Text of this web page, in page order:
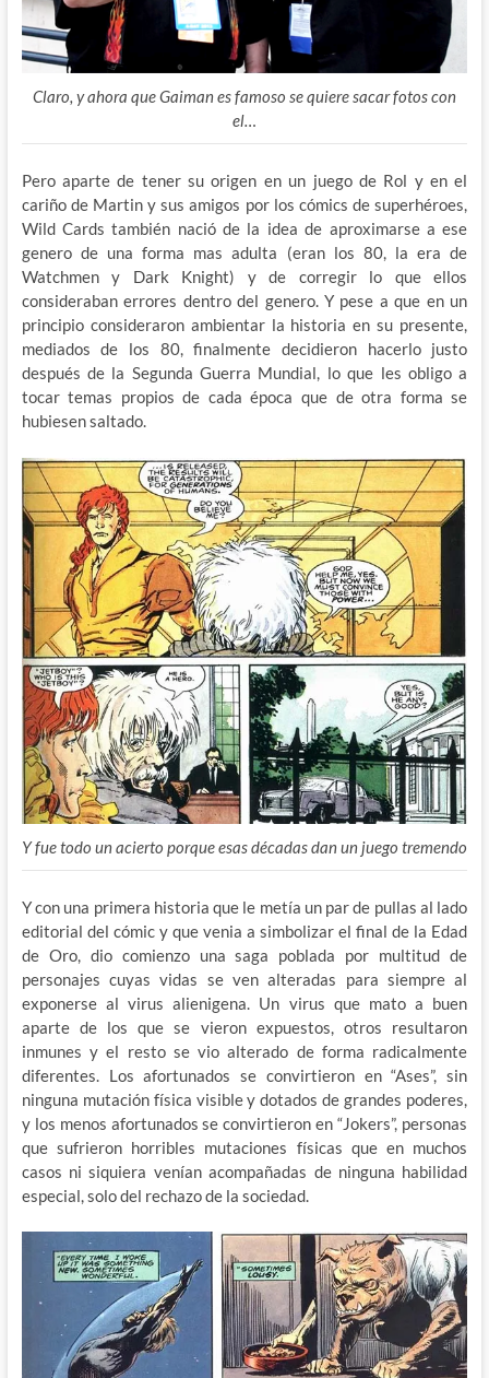
Claro, y ahora que Gaiman es famoso se quiere sacar fotos con
el…
Pero aparte de tener su origen en un juego de Rol y en el
cariño de Martin y sus amigos por los cómics de superhéroes,
Wild Cards también nació de la idea de aproximarse a ese
genero de una forma mas adulta (eran los 80, la era de
Watchmen y Dark Knight) y de corregir lo que ellos
consideraban errores dentro del genero. Y pese a que en un
principio consideraron ambientar la historia en su presente,
mediados de los 80, finalmente decidieron hacerlo justo
después de la Segunda Guerra Mundial, lo que les obligo a
tocar temas propios de cada época que de otra forma se
hubiesen saltado.
Y fue todo un acierto porque esas décadas dan un juego tremendo
Y con una primera historia que le metía un par de pullas al lado
editorial del cómic y que venia a simbolizar el final de la Edad
de Oro, dio comienzo una saga poblada por multitud de
personajes cuyas vidas se ven alteradas para siempre al
exponerse al virus alienigena. Un virus que mato a buen
aparte de los que se vieron expuestos, otros resultaron
inmunes y el resto se vio alterado de forma radicalmente
diferentes. Los afortunados se convirtieron en “Ases”, sin
ninguna mutación física visible y dotados de grandes poderes,
y los menos afortunados se convirtieron en “Jokers”, personas
que sufrieron horribles mutaciones físicas que en muchos
casos ni siquiera venían acompañadas de ninguna habilidad
especial, solo del rechazo de la sociedad.